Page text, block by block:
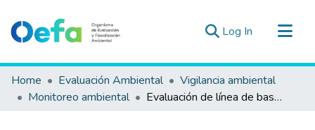
Log In (current)
Communities & Collections
All of DSpace
Home Evaluación Ambiental
Vigilancia ambiental
Monitoreo ambiental
Evaluación de línea de base ambiental de disposición final inadecuada de residuos sólidos en el distrito de El Agustino, departamento de Lima, que servirán de insumo para las actividades de Supervisión de la Sub Dirección de Supervisión a Entidades Públicas del OEFA